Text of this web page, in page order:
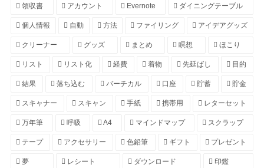
領収書 アカウント Evernote ダイニングテーブル
個人情報 自動 方法 ファイリング アイデアグッズ
クリーナー グッズ まとめ 瞑想 ほこり
リスト リスト化 経費 着物 先延ばし 目的
結果 落ち込む バーチカル 口座 貯蓄 貯金
スキャナー スキャン 手紙 携帯用 レターセット
万年筆 呼吸 A4 マインドマップ スクラップ
テープ アクセサリー 色鉛筆 ギフト プレゼント
夢 レシート ダウンロード 印鑑